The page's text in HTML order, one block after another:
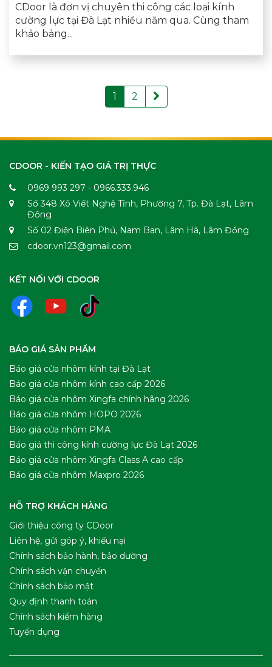
CDoor là đơn vị chuyên thi công các loại kính
cường lực tại Đà Lạt nhiều năm qua. Cùng tham
khảo bảng...
1 2
CDOOR - KIẾN TẠO GIÁ TRỊ THỰC
0969 993 297 - 0966.333.946
Số 348 Xô Viết Nghệ Tĩnh, Phường 7, Tp. Đà Lạt, Lâm
Đồng
Số 02 Điện Biên Phủ, Nam Ban, Lâm Hà, Lâm Đồng
cdoor.vn123@gmail.com
KẾT NỐI VỚI CDOOR
BÁO GIÁ SẢN PHẨM
Báo giá cửa nhôm kính tại Đà Lạt
Báo giá cửa nhôm kính cao cấp 2026
Báo giá cửa nhôm Xingfa chính hãng 2026
Báo giá cửa nhôm HOPO 2026
Báo giá cửa nhôm PMA
Báo giá thi công kính cường lực Đà Lạt 2026
Báo giá cửa nhôm Xingfa Class A cao cấp
Báo giá cửa nhôm Maxpro 2026
HỖ TRỢ KHÁCH HÀNG
Giới thiệu công ty CDoor
Liên hệ, gửi góp ý, khiếu nại
Chính sách bảo hành, bảo dưỡng
Chính sách vận chuyển
Chính sách bảo mật
Quy định thanh toán
Chính sách kiểm hàng
Tuyển dụng